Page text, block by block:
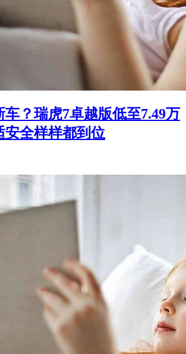
车？瑞虎7卓越版低至7.49万
安全样样都到位